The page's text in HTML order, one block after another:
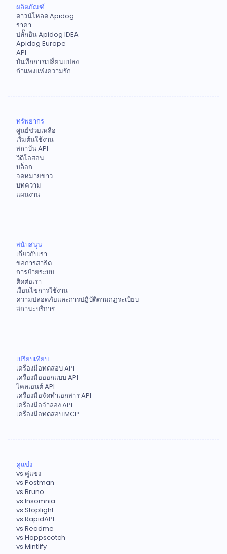
ผลิตภัณฑ์
ดาวน์โหลด Apidog
ราคา
ปลั๊กอิน Apidog IDEA
Apidog Europe
API
บันทึกการเปลี่ยนแปลง
กำแพงแห่งความรัก
ทรัพยากร
ศูนย์ช่วยเหลือ
เริ่มต้นใช้งาน
สถาบัน API
วิดีโอสอน
บล็อก
จดหมายข่าว
บทความ
แผนงาน
สนับสนุน
เกี่ยวกับเรา
ขอการสาธิต
การย้ายระบบ
ติดต่อเรา
เงื่อนไขการใช้งาน
ความปลอดภัยและการปฏิบัติตามกฎระเบียบ
สถานะบริการ
เปรียบเทียบ
เครื่องมือทดสอบ API
เครื่องมือออกแบบ API
ไคลเอนต์ API
เครื่องมือจัดทำเอกสาร API
เครื่องมือจำลอง API
เครื่องมือทดสอบ MCP
คู่แข่ง
vs คู่แข่ง
vs Postman
vs Bruno
vs Insomnia
vs Stoplight
vs RapidAPI
vs Readme
vs Hoppscotch
vs Mintlify